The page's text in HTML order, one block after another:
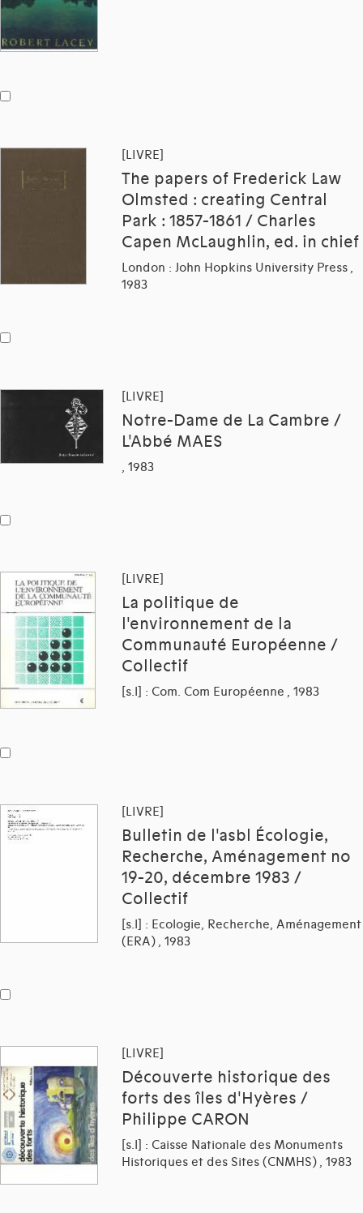
[LIVRE]
The papers of Frederick Law
Olmsted : creating Central
Park : 1857-1861 / Charles
Capen McLaughlin, ed. in chief
London : John Hopkins University Press ,
1983
[LIVRE]
Notre-Dame de La Cambre /
L'Abbé MAES
, 1983
[LIVRE]
La politique de
l'environnement de la
Communauté Européenne /
Collectif
[s.l] : Com. Com Européenne , 1983
[LIVRE]
Bulletin de l'asbl Écologie,
Recherche, Aménagement no
19-20, décembre 1983 /
Collectif
[s.l] : Ecologie, Recherche, Aménagement
(ERA) , 1983
[LIVRE]
Découverte historique des
forts des îles d'Hyères /
Philippe CARON
[s.l] : Caisse Nationale des Monuments
Historiques et des Sites (CNMHS) , 1983